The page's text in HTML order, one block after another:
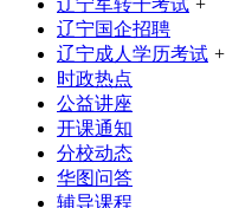
辽宁国企招聘
辽宁成人学历考试 +
时政热点
公益讲座
开课通知
分校动态
华图问答
辅导课程